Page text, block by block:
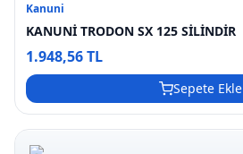
Kanuni
KANUNİ TRODON SX 125 SİLİNDİR
1.948,56 TL
Sepete Ekle